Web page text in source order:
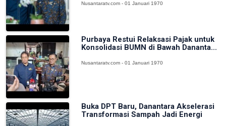
Nusantaratv.com - 01 Januari 1970
Purbaya Restui Relaksasi Pajak untuk
Konsolidasi BUMN di Bawah Dananta...
Nusantaratv.com - 01 Januari 1970
Buka DPT Baru, Danantara Akselerasi
Transformasi Sampah Jadi Energi